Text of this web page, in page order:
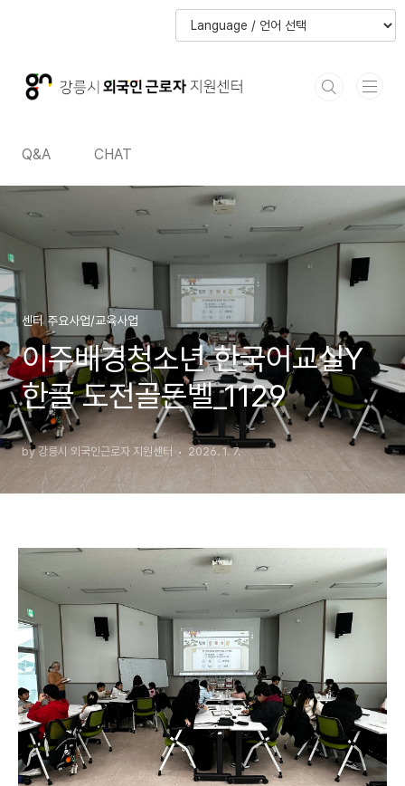
Q&A CHAT
센터 주요사업/교육사업
이주배경청소년 한국어교실Y
한글 도전골든벨_1129
by 강릉시 외국인근로자 지원센터 2026. 1. 7.